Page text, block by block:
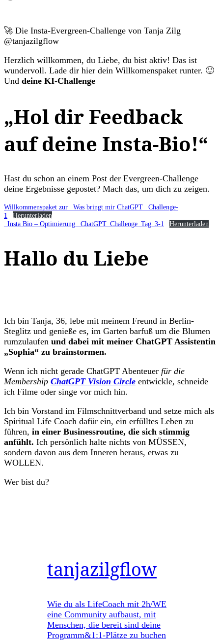
🚀 Die Insta-Evergreen-Challenge von Tanja Zilg
@tanjazilgflow
Herzlich willkommen, du Liebe, du bist aktiv! Das ist
wundervoll. Lade dir hier dein Willkomenspaket runter. 🙂
Und deine KI-Challenge
„Hol dir Feedback
auf deine Insta-Bio!“
Hast du schon an einem Post der Evergreen-Challenge
deine Ergebnisse gepostet? Mach das, um dich zu zeigen.
Willkommenspaket zur _Was bringt mir ChatGPT_ Challenge-
1
Herunterladen
_Insta Bio – Optimierung_ ChatGPT_Challenge_Tag_3-1
Herunterladen
Hallo du Liebe
Ich bin Tanja, 36, lebe mit meinem Freund in Berlin-
Steglitz und genieße es, im Garten barfuß um die Blumen
rumzulaufen und dabei mit meiner ChatGPT Assistentin
„Sophia“ zu brainstormen.
Wenn ich nicht gerade ChatGPT Abenteuer für die
Membership ChatGPT Vision Circle entwickle, schneide
ich Filme oder singe vor mich hin.
Ich bin Vorstand im Filmschnittverband und setze mich als
Spiritual Life Coach dafür ein, ein erfülltes Leben zu
führen, in einer Businessroutine, die sich stimmig
anfühlt. Ich persönlich halte nichts von MÜSSEN,
sondern davon aus dem Inneren heraus, etwas zu
WOLLEN.
Wer bist du?
tanjazilgflow
Wie du als LifeCoach mit 2h/WE
eine Community aufbaust, mit
Menschen, die bereit sind deine
Programm&1:1-Plätze zu buchen